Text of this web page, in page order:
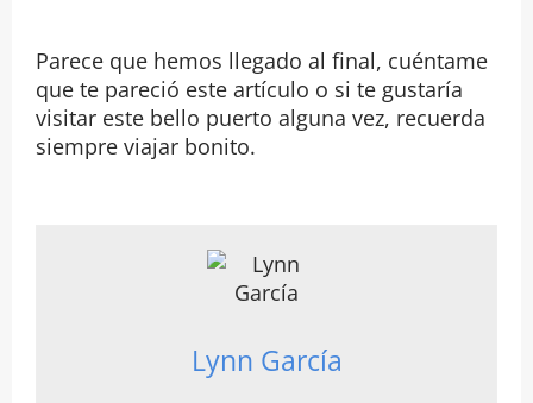
Parece que hemos llegado al final, cuéntame
que te pareció este artículo o si te gustaría
visitar este bello puerto alguna vez, recuerda
siempre viajar bonito.
Lynn García